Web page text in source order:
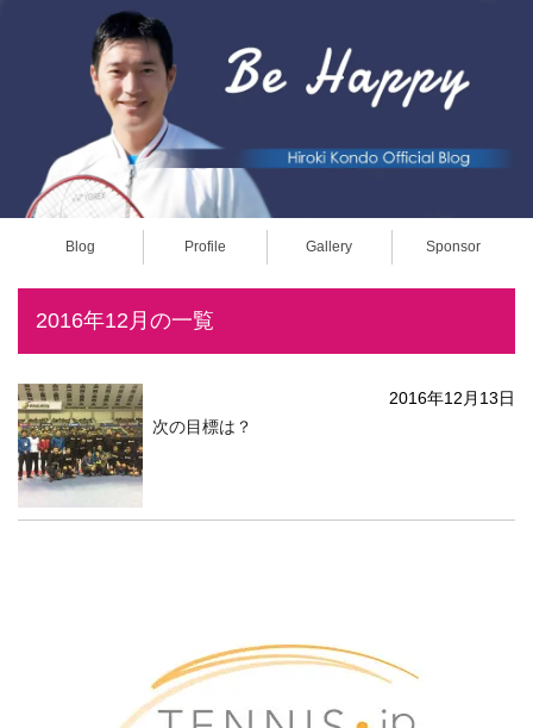
Blog Profile Gallery Sponsor
2016年12月の一覧
2016年12月13日
次の目標は？